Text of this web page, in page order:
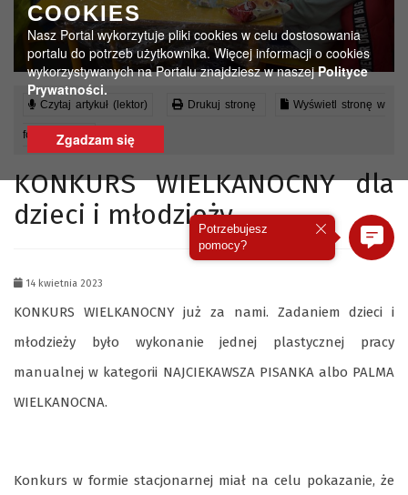
COOKIES
Nasz Portal wykorzytuje pliki cookies w celu dostosowania
portalu do potrzeb użytkownika. Więcej informacji o cookies
wykorzystywanych na Portalu znajdziesz w naszejPolityce
Prywatności.
Zgadzam się
Czytaj artykuł (lektor) Drukuj stronę Wyświetl stronę w
formacie PDF
KONKURS WIELKANOCNY dla
dzieci i młodzieży
14 kwietnia 2023
KONKURS WIELKANOCNY już za nami. Zadaniem dzieci i
młodzieży było wykonanie jednej plastycznej pracy
manualnej w kategorii NAJCIEKAWSZA PISANKA albo PALMA
WIELKANOCNA.
Konkurs w formie stacjonarnej miał na celu pokazanie, że
Potrzebujesz
pomocy?